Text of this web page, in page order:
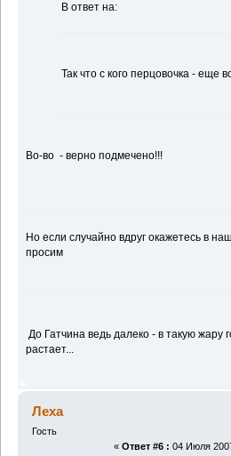
В ответ на:
Так что с кого перцовочка - еще
Во-во - верно подмечено!!!
Но если случайно вдруг окажетесь в
просим
До Гатчина ведь далеко - в такую жару
растает...
Леха
Гость
« Ответ #6 : 04 Июля